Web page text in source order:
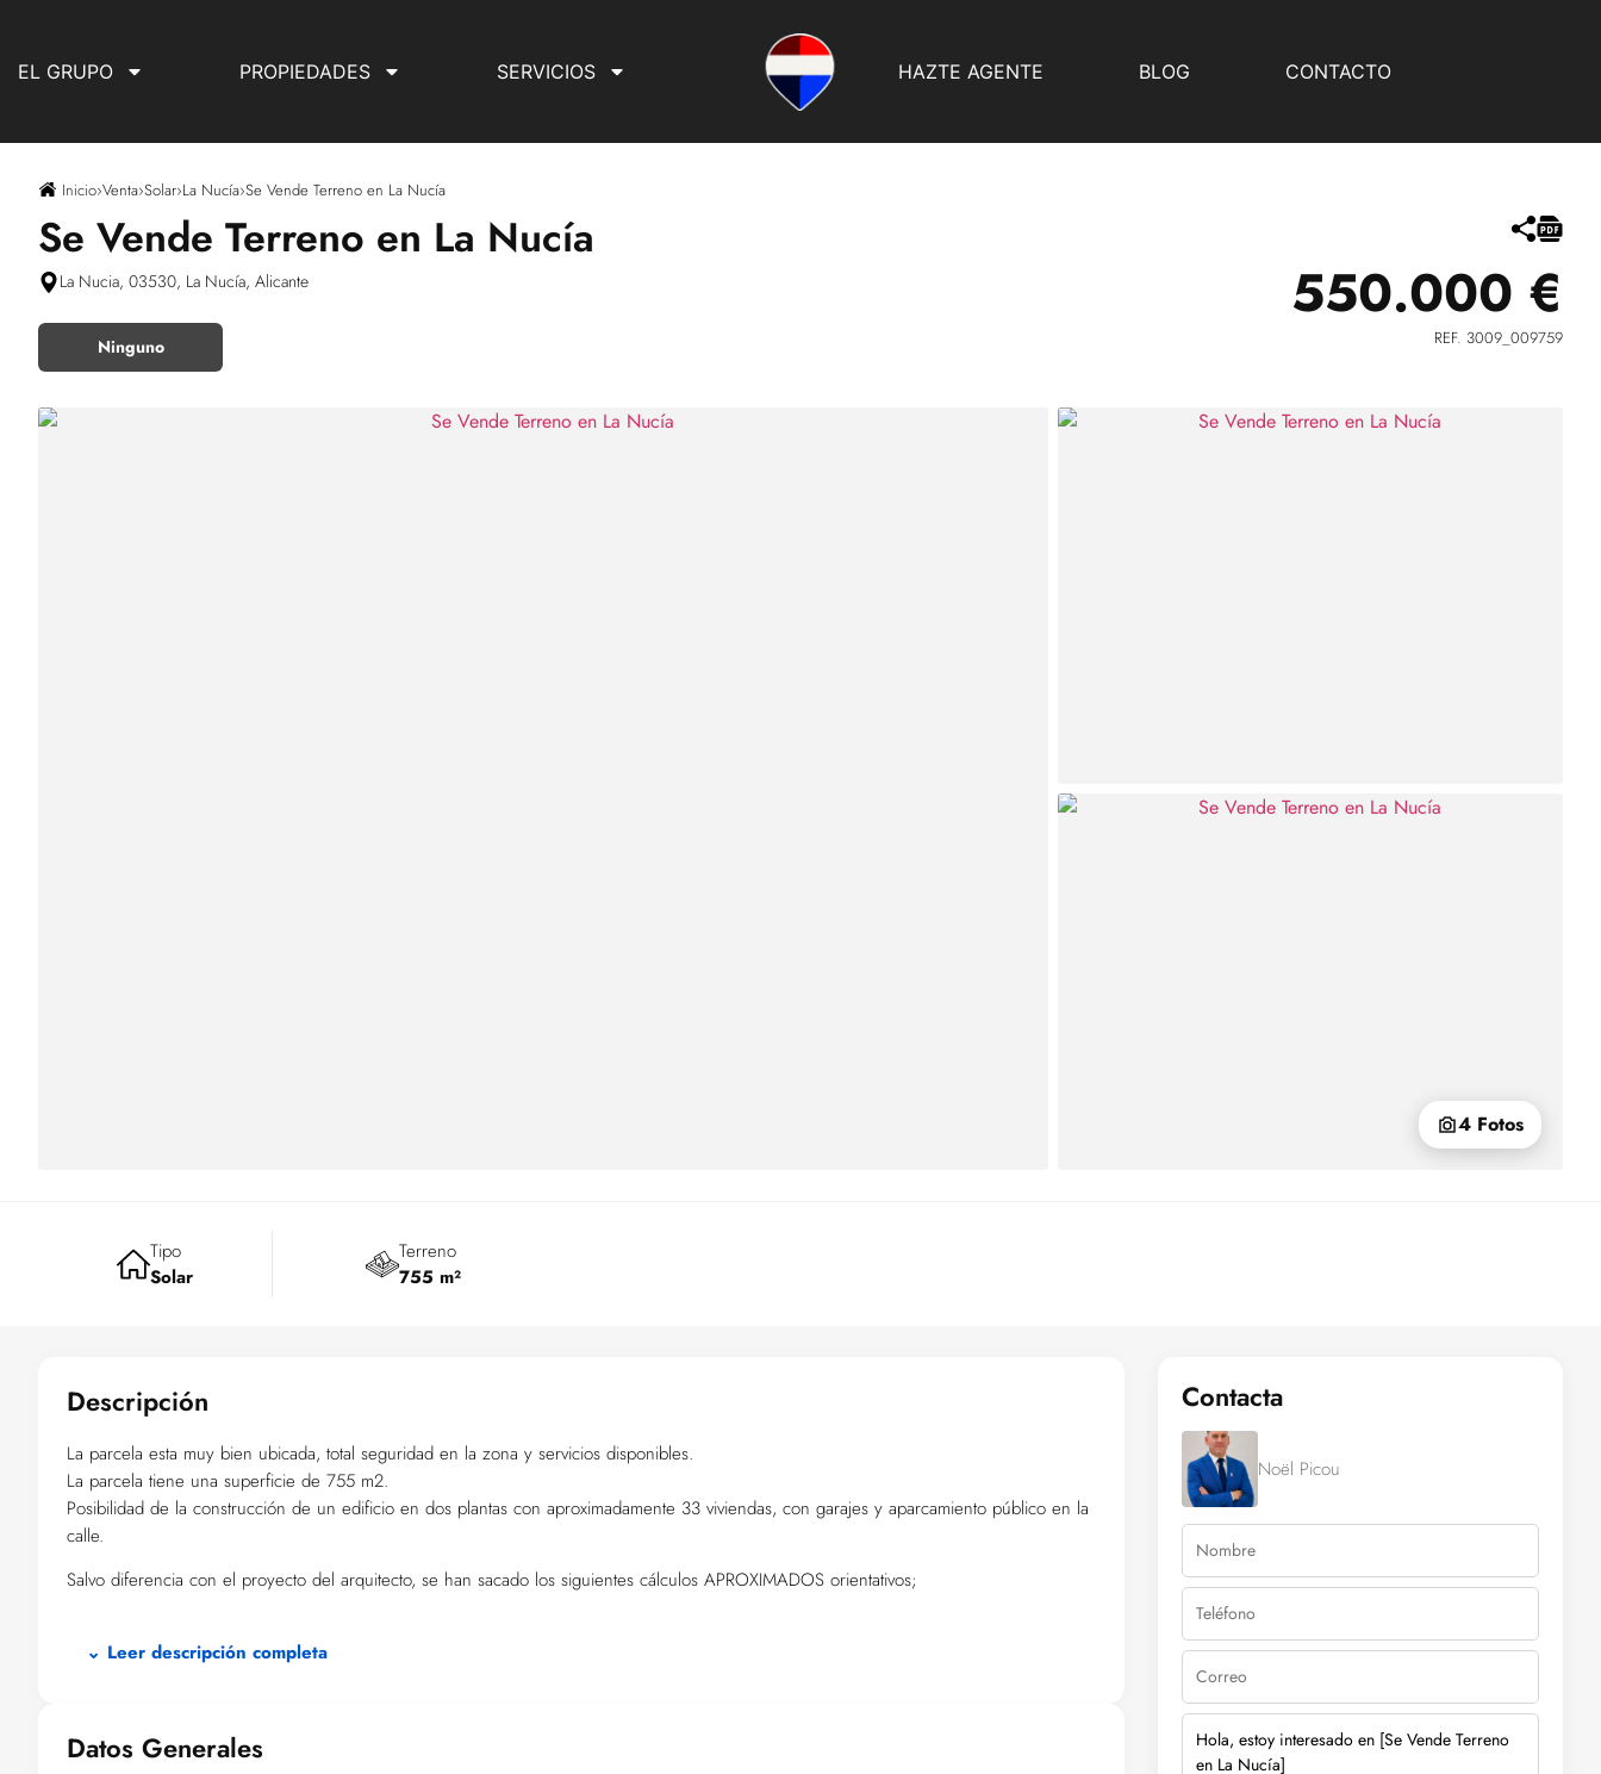
EL GRUPO PROPIEDADES SERVICIOS HAZTE AGENTE BLOG CONTACTO
Inicio›Venta›Solar›La Nucía›Se Vende Terreno en La Nucía
Se Vende Terreno en La Nucía
La Nucia, 03530, La Nucía, Alicante
Ninguno
550.000 €
REF. 3009_009759
4 Fotos
Tipo
Solar
Terreno
755 m²
Descripción
La parcela esta muy bien ubicada, total seguridad en la zona y servicios disponibles.
La parcela tiene una superficie de 755 m2.
Posibilidad de la construcción de un edificio en dos plantas con aproximadamente 33 viviendas, con garajes y aparcamiento público en la
calle.
Salvo diferencia con el proyecto del arquitecto, se han sacado los siguientes cálculos APROXIMADOS orientativos;
Garajes 740m2.
Áticos: 378 m2.
⌄ Leer descripción completa
Datos Generales
Contacta
Noël Picou